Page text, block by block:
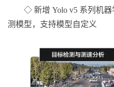
◇ 新增 Yolo v5 系列机
测模型，支持模型自定义